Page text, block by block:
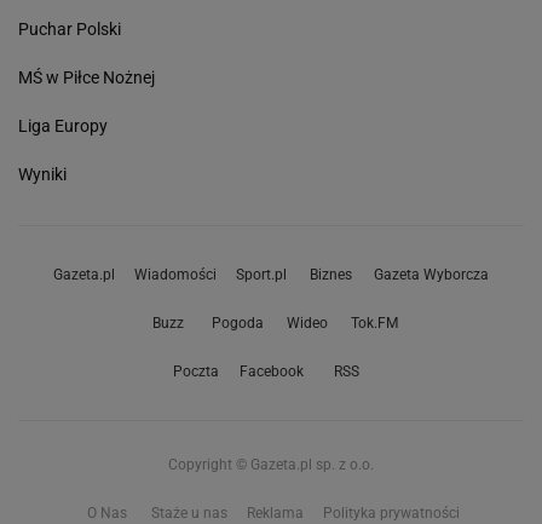
Puchar Polski
MŚ w Piłce Nożnej
Liga Europy
Wyniki
Gazeta.pl Wiadomości Sport.pl Biznes Gazeta Wyborcza
Buzz Pogoda Wideo Tok.FM
Poczta Facebook RSS
Copyright © Gazeta.pl sp. z o.o.
O Nas Staże u nas Reklama Polityka prywatności